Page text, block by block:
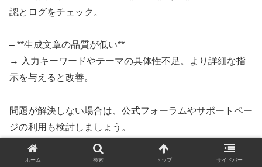
認とログをチェック。
– **生成文章の品質が低い**
→ 入力キーワードやテーマの具体性不足。より詳細な指
示を与えると改善。
問題が解決しない場合は、公式フォーラムやサポートペー
ジの利用も検討しましょう。
ホーム 検索 トップ サイドバー